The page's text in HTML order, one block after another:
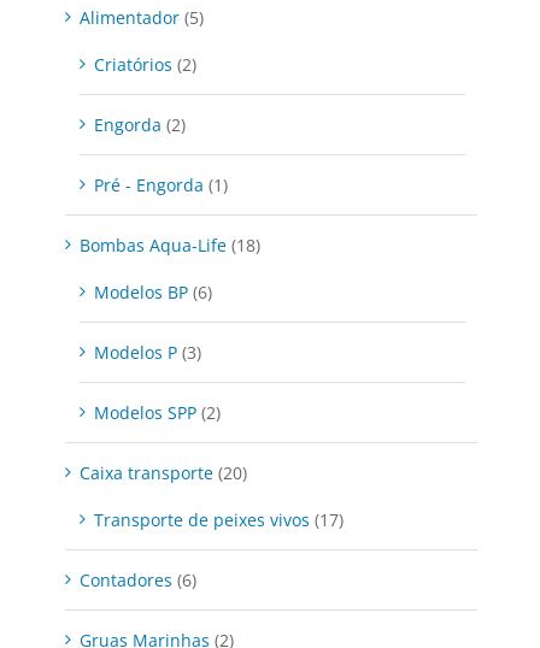
Alimentador (5)
Criatórios (2)
Engorda (2)
Pré - Engorda (1)
Bombas Aqua-Life (18)
Modelos BP (6)
Modelos P (3)
Modelos SPP (2)
Caixa transporte (20)
Transporte de peixes vivos (17)
Contadores (6)
Gruas Marinhas (2)